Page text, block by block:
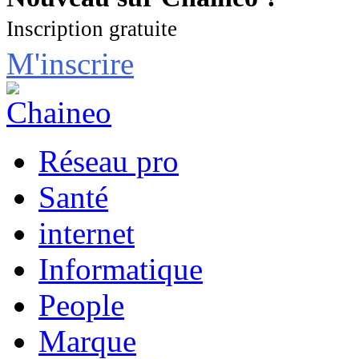
Inscription gratuite
M'inscrire
Réseau pro
Santé
internet
Informatique
People
Marque